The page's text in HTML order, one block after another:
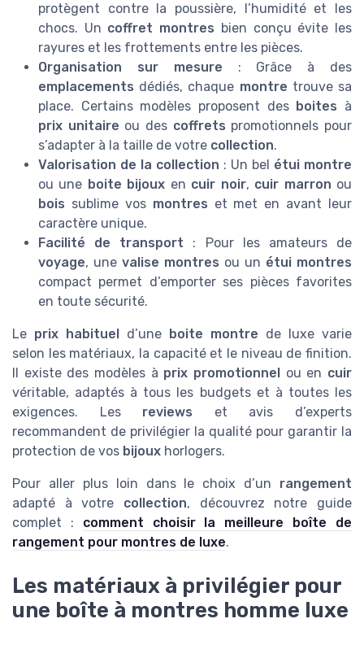
protègent contre la poussière, l’humidité et les
chocs. Un coffret montres bien conçu évite les
rayures et les frottements entre les pièces.
Organisation sur mesure : Grâce à des
emplacements dédiés, chaque montre trouve sa
place. Certains modèles proposent des boites à
prix unitaire ou des coffrets promotionnels pour
s’adapter à la taille de votre collection.
Valorisation de la collection : Un bel étui montre
ou une boite bijoux en cuir noir, cuir marron ou
bois sublime vos montres et met en avant leur
caractère unique.
Facilité de transport : Pour les amateurs de
voyage, une valise montres ou un étui montres
compact permet d’emporter ses pièces favorites
en toute sécurité.
Le prix habituel d’une boite montre de luxe varie
selon les matériaux, la capacité et le niveau de finition.
Il existe des modèles à prix promotionnel ou en cuir
véritable, adaptés à tous les budgets et à toutes les
exigences. Les reviews et avis d’experts
recommandent de privilégier la qualité pour garantir la
protection de vos bijoux horlogers.
Pour aller plus loin dans le choix d’un rangement
adapté à votre collection, découvrez notre guide
complet : comment choisir la meilleure boîte de
rangement pour montres de luxe.
Les matériaux à privilégier pour
une boîte à montres homme luxe